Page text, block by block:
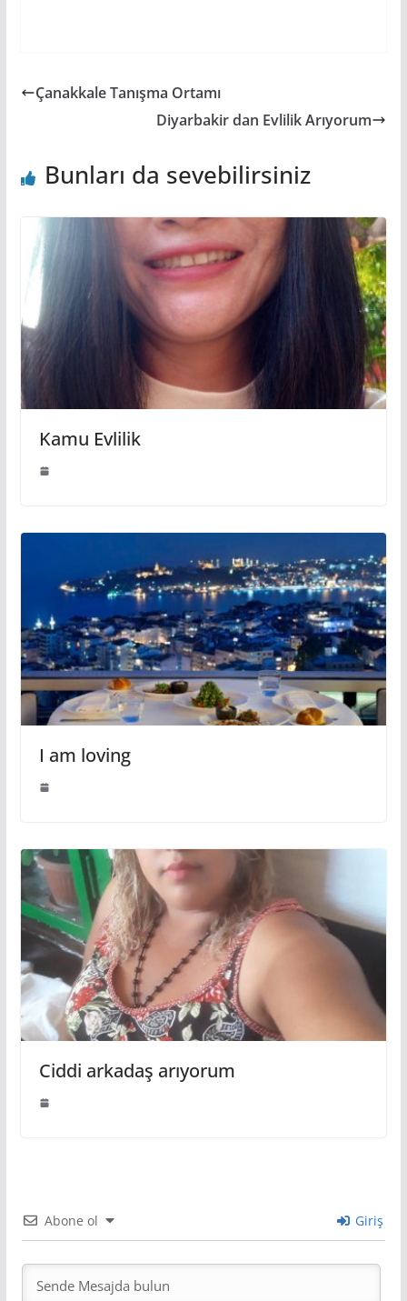
Çanakkale Tanışma Ortamı
Diyarbakir dan Evlilik Arıyorum
Bunları da sevebilirsiniz
Kamu Evlilik
I am loving
Ciddi arkadaş arıyorum
Abone ol Giriş